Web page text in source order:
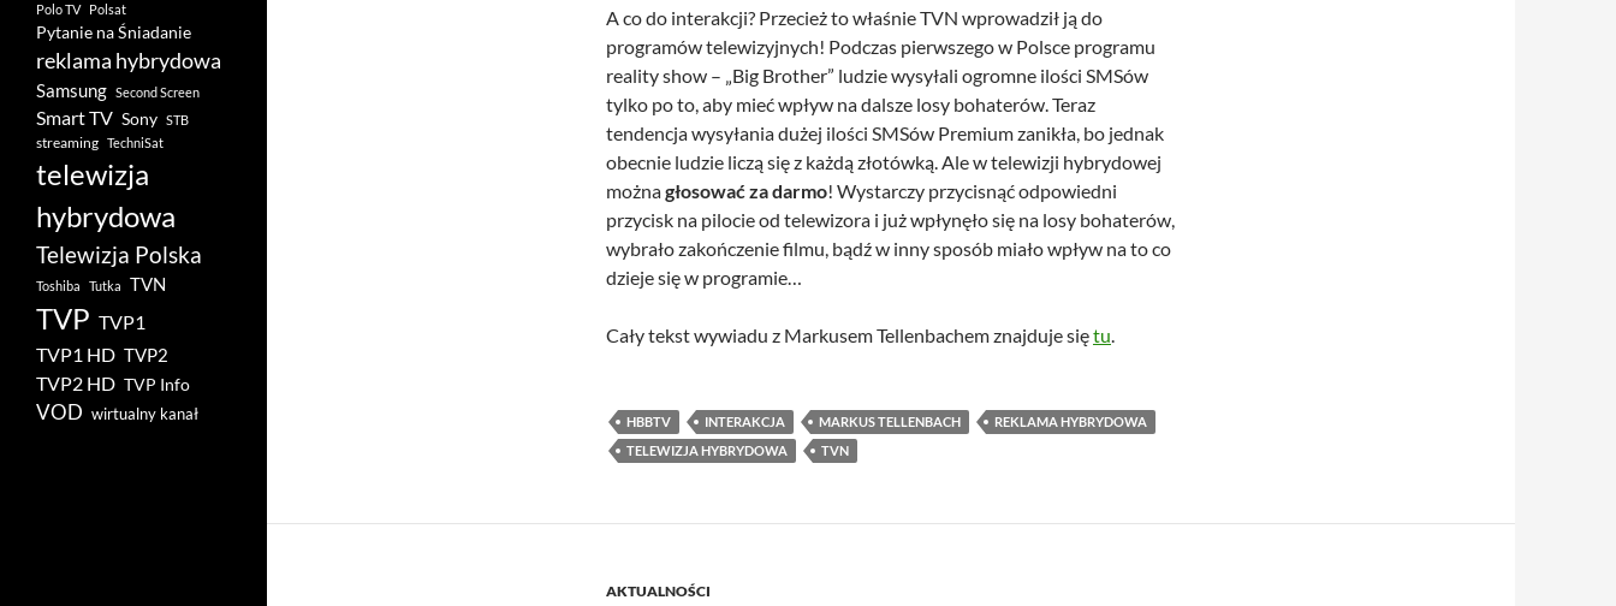
A co do interakcji? Przecież to właśnie TVN wprowadził ją do
programów telewizyjnych! Podczas pierwszego w Polsce programu
reality show – „Big Brother” ludzie wysyłali ogromne ilości SMSów
tylko po to, aby mieć wpływ na dalsze losy bohaterów. Teraz
tendencja wysyłania dużej ilości SMSów Premium zanikła, bo jednak
obecnie ludzie liczą się z każdą złotówką. Ale w telewizji hybrydowej
możnagłosować za darmo! Wystarczy przycisnąć odpowiedni
przycisk na pilocie od telewizora i już wpłynęło się na losy bohaterów,
wybrało zakończenie filmu, bądź w inny sposób miało wpływ na to co
dzieje się w programie…
Cały tekst wywiadu z Markusem Tellenbachem znajduje siętu.
HBBTV INTERAKCJA MARKUS TELLENBACH
REKLAMA HYBRYDOWA
TELEWIZJA HYBRYDOWA
TVN
AKTUALNOŚCI
Polo TV Polsat
Pytanie na Śniadanie
reklama hybrydowa
Samsung Second Screen
Smart TV Sony STB
streaming TechniSat
telewizja
hybrydowa
Telewizja Polska
Toshiba Tutka TVN
TVP TVP1
TVP1 HD TVP2
TVP2 HD TVP Info
VOD wirtualny kanał